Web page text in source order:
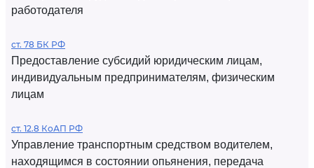
работодателя
ст. 78 БК РФ
Предоставление субсидий юридическим лицам,
индивидуальным предпринимателям, физическим
лицам
ст. 12.8 КоАП РФ
Управление транспортным средством водителем,
находящимся в состоянии опьянения, передача